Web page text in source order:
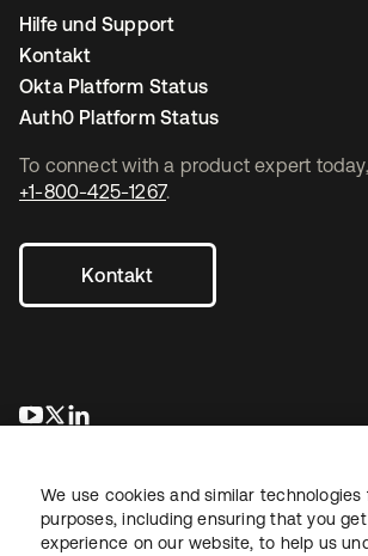
To connect with a product expert today,
+1-800-425-1267.
Kontakt
wird in einer neuen Registerkarte
wird in einer neuen Registerkarte
Hilfe und Support
Kontakt
Okta Platform Status
Auth0 Platform Status
We use cookies and similar technologies
purposes, including ensuring that you
experience on our website, to help us